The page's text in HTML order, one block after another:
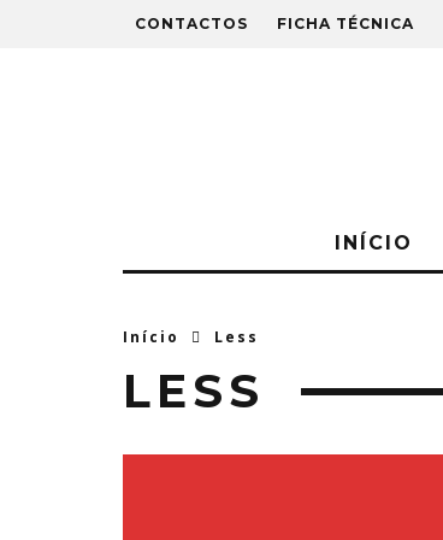
CONTACTOS FICHA TÉCNICA
INÍCIO
Início Less
LESS